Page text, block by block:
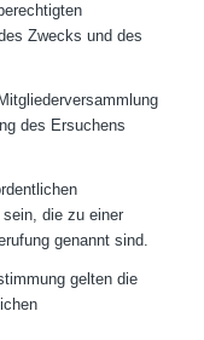
Zwecks und des
des Ersuchens
die zu einer
genannt sind.
gelten die